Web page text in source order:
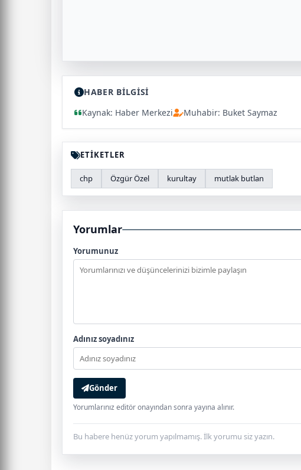
HABER BİLGİSİ
Kaynak: Haber Merkezi
Muhabir: Buket Saymaz
ETİKETLER
chp Özgür Özel kurultay mutlak butlan
Yorumlar
Yorumunuz
Adınız soyadınız
Gönder
Yorumlarınız editör onayından sonra yayına alınır.
Bu habere henüz yorum yapılmamış. İlk yorumu siz yazın.